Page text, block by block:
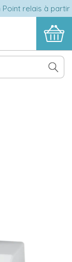
relais à partir